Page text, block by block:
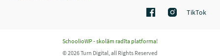
TikTok
SchoolioWP - skolām radīta platforma!
© 2026 Turn Digital, all Rights Reserved